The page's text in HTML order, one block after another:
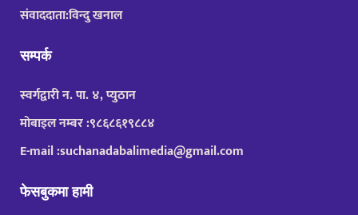
संवाददाता:विन्दु खनाल
सम्पर्क
स्वर्गद्वारी न. पा. ४, प्युठान
मोबाइल नम्बर :९८६८६१९८८४
E-mail :suchanadabalimedia@gmail.com
फेसबुकमा हामी